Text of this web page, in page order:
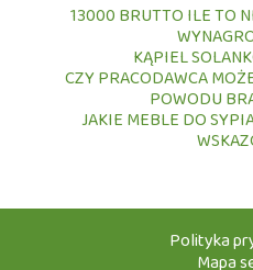
13000 BRUTTO ILE TO
KĄPIEL
CZY PRACODAWCA
POWODU
JAKIE MEBLE DO
Polityka
Mapa